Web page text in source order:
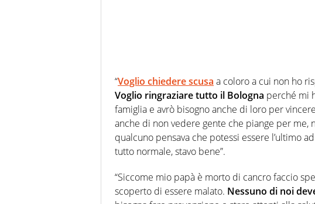
“Voglio chiedere scusa a coloro a cui non ho
Voglio ringraziare tutto il Bologna perché mi
famiglia e avrò bisogno anche di loro per
anche di non vedere gente che piange per me,
qualcuno pensava che potessi essere l’ultimo
tutto normale, stavo bene”.
“Siccome mio papà è morto di cancro faccio
scoperto di essere malato. Nessuno di noi